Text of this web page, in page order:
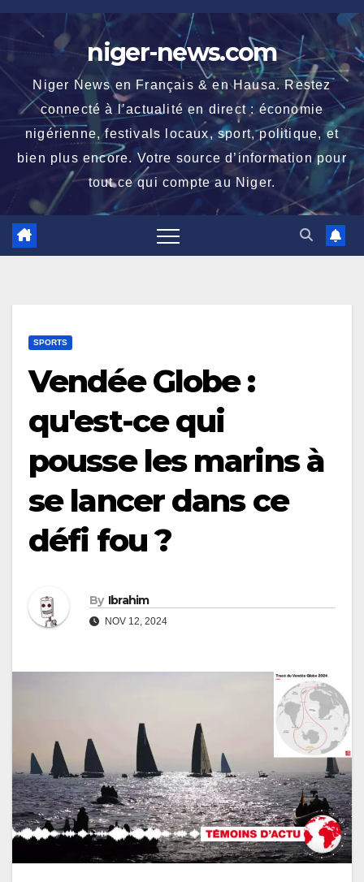
Skip
to
content
niger-news.com
Niger News en Français & en Hausa. Restez
connecté à l’actualité en direct : économie
nigérienne, festivals locaux, sport, politique, et
bien plus encore. Votre source d’information pour
tout ce qui compte au Niger.
SPORTS
Vendée Globe :
qu'est-ce qui
pousse les marins à
se lancer dans ce
défi fou ?
By Ibrahim
NOV 12, 2024